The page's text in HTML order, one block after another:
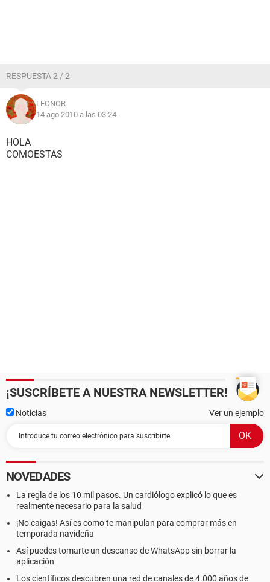
RESPUESTA 2 / 2
LEONOR
14 ago 2010 a las 03:24
HOLA
COMOESTAS
¡SUSCRÍBETE A NUESTRA NEWSLETTER!
Noticias Ver un ejemplo
NOVEDADES
La regla de los 10 mil pasos. Un cardiólogo explicó lo que es
realmente necesario para la salud
¡No caigas! Así es como te manipulan para comprar más en
temporada navideña
Así puedes tomarte un descanso de WhatsApp sin borrar la
aplicación
Los científicos descubren una red de canales de 4.000 años de